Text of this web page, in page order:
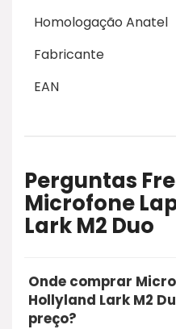
Homologação Anatel
Fabricante
EAN
Perguntas
Microfone
Lark M2 Duo
Onde comprar
Hollyland Lark M2
preço?